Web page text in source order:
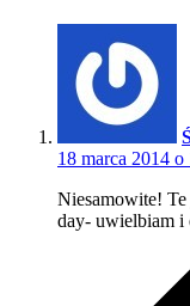
18 marca 2014 o
Niesamowite! Te
day- uwielbiam i